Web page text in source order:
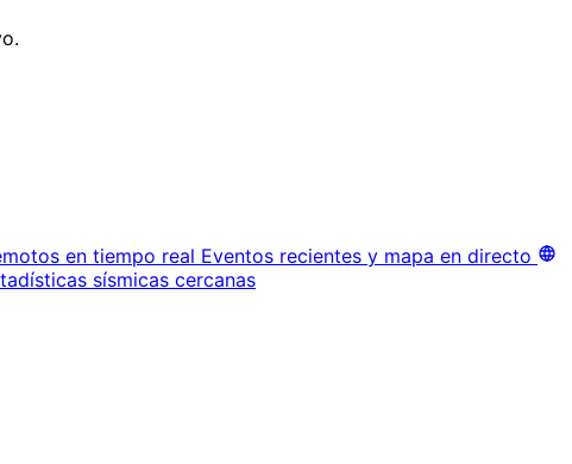
en tiempo real Eventos recientes y mapa en directo
sísmicas cercanas